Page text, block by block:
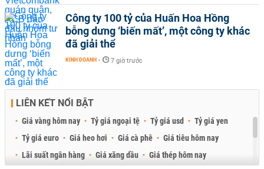
Công ty 100 tỷ của Huấn Hoa Hồng
bỗng dưng ‘biến mất’, một công ty khác
đã giải thể
KINH DOANH - 7 giờ trước
LIÊN KẾT NỔI BẬT
Giá vàng hôm nay Tỷ giá ngoại tệ Tỷ giá usd
Tỷ giá yen
Tỷ giá euro
Giá heo hơi Giá cà phê
Giá tiêu hôm nay
Lãi suất ngân hàng
Giá xăng dầu
Giá thép hôm nay